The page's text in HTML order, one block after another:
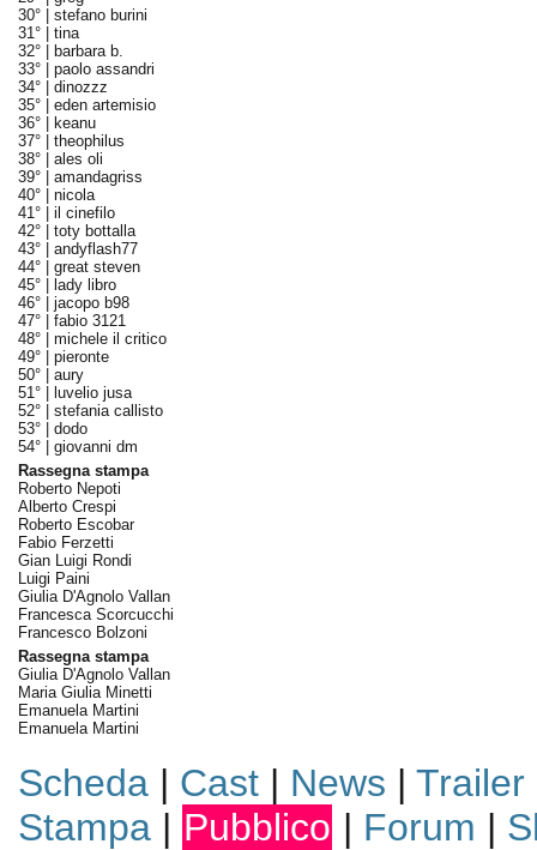
30° | stefano burini
31° | tina
32° |
barbara b.
33° | paolo assandri
34° | dinozzz
35° | eden artemisio
36° |
keanu
37° | theophilus
38° | ales oli
39° | amandagriss
40° | nicola
41° | il cinefilo
42° | toty bottalla
43° | andyflash77
44° | great steven
45° |
lady libro
46° | jacopo b98
47° | fabio 3121
48° | michele il critico
49° | pieronte
50° | aury
51° |
luvelio jusa
52° | stefania callisto
53° | dodo
54° | giovanni dm
Rassegna stampa
Roberto Nepoti
Alberto Crespi
Roberto Escobar
Fabio Ferzetti
Gian Luigi Rondi
Luigi Paini
Giulia D'Agnolo Vallan
Francesca Scorcucchi
Francesco Bolzoni
Rassegna stampa
Giulia D'Agnolo Vallan
Maria Giulia Minetti
Emanuela Martini
Emanuela Martini
Scheda| Cast| News | Trailer
Stampa| Pubblico | Forum |